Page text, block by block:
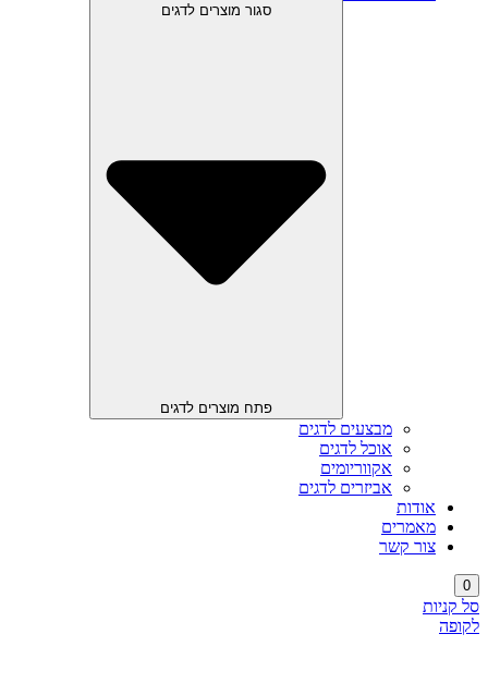
סגור מוצרים לדגים
פתח מוצרים לדגים
מבצעים לדגים
אוכל לדגים
אקווריומים
אביזרים לדגים
אודות
מאמרים
צור קשר
0
סל קניות
לקופה